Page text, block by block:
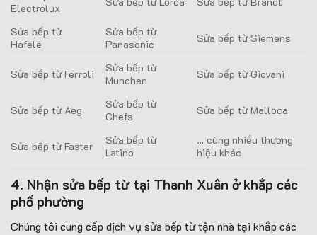
Electrolux
Sửa bếp từ
Hafele
Sửa bếp từ
Panasonic
Sửa bếp từ Siemens
Sửa bếp từ Ferroli
Sửa bếp từ
Munchen
Sửa bếp từ Giovani
Sửa bếp từ Aeg
Sửa bếp từ
Chefs
Sửa bếp từ Malloca
Sửa bếp từ Faster
Sửa bếp từ
Latino
… cùng nhiều thương
hiệu khác
4. Nhận sửa bếp từ tại Thanh Xuân ở khắp các
phố phường
Chúng tôi cung cấp dịch vụ sửa bếp từ tận nhà tại khắp các